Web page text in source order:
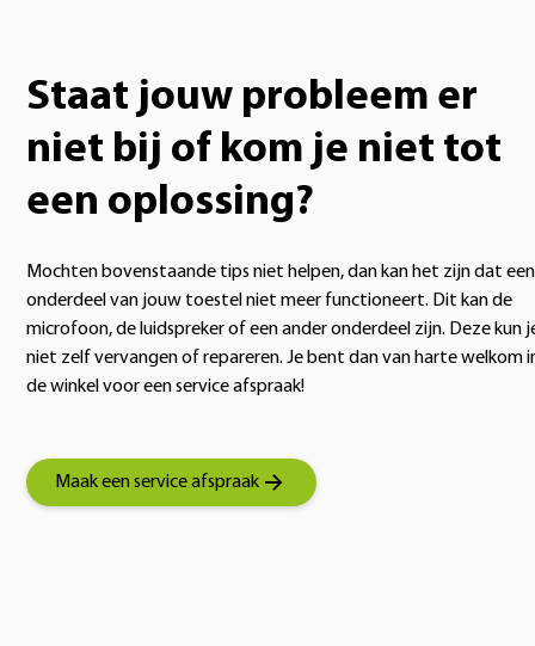
Staat jouw probleem er
niet bij of kom je niet tot
een oplossing?
Mochten bovenstaande tips niet helpen, dan kan het zijn dat een
onderdeel van jouw toestel niet meer functioneert. Dit kan de
microfoon, de luidspreker of een ander onderdeel zijn. Deze kun
niet zelf vervangen of repareren. Je bent dan van harte welkom
de winkel voor een service afspraak!
Maak een service afspraak